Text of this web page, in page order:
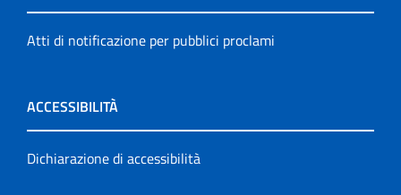
Atti di notificazione per pubblici proclami
ACCESSIBILITÀ
Dichiarazione di accessibilità